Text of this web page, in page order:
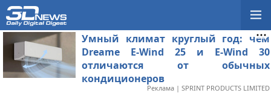
Умный климат круглый год: чем
Dreame E-Wind 25 и E-Wind 30
отличаются от обычных
кондиционеров
Реклама | SPRINT PRODUCTS LIMITED